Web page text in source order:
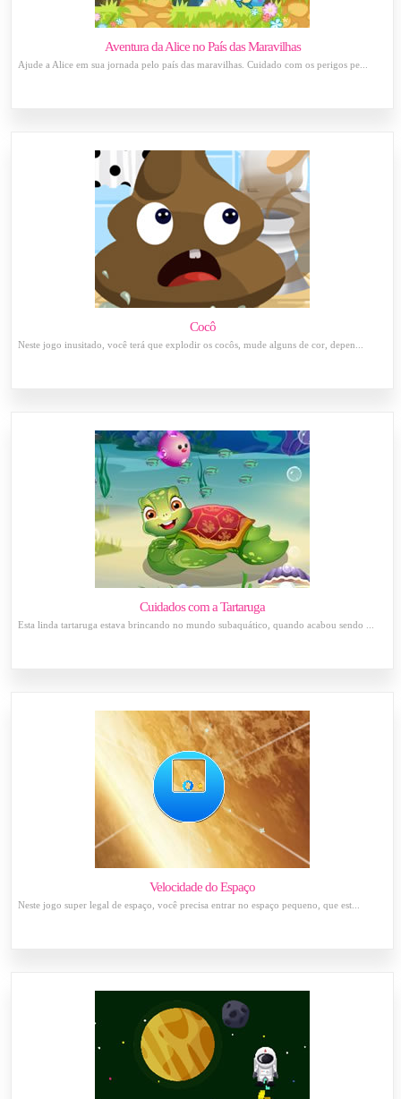
Aventura da Alice no País das Maravilhas
Ajude a Alice em sua jornada pelo país das maravilhas. Cuidado com os perigos pe...
Cocô
Neste jogo inusitado, você terá que explodir os cocôs, mude alguns de cor, depen...
Cuidados com a Tartaruga
Esta linda tartaruga estava brincando no mundo subaquático, quando acabou sendo ...
Velocidade do Espaço
Neste jogo super legal de espaço, você precisa entrar no espaço pequeno, que est...